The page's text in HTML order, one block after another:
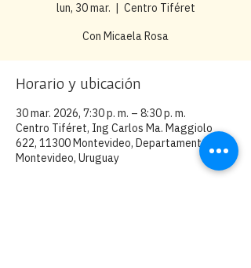
lun, 30 mar.
  |
Centro Tiféret
Con Micaela Rosa
Horario y ubicación
30 mar. 2026, 7:30 p. m. – 8:30 p. m.
Centro Tiféret, Ing Carlos Ma. Maggiolo
622, 11300 Montevideo, Departamento de
Montevideo, Uruguay